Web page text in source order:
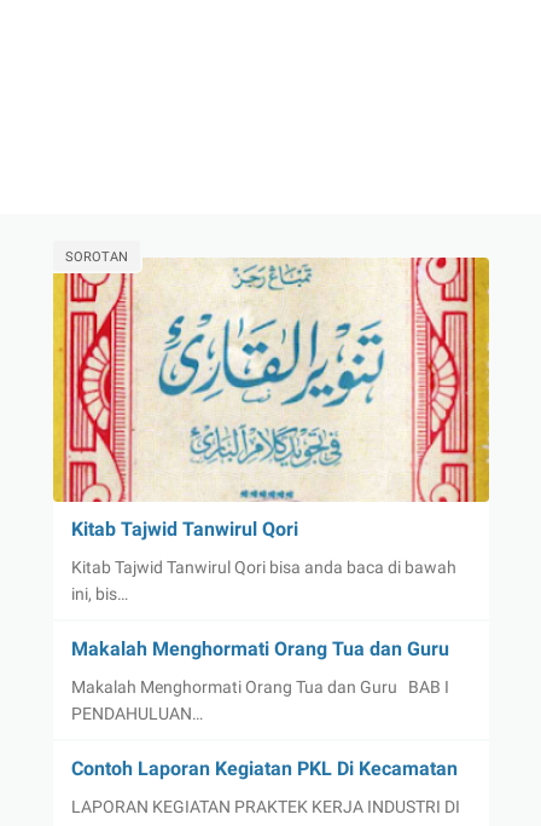
SOROTAN
Kitab Tajwid Tanwirul Qori
Kitab Tajwid Tanwirul Qori bisa anda baca di bawah
ini, bis…
Makalah Menghormati Orang Tua dan Guru
Makalah Menghormati Orang Tua dan Guru BAB I
PENDAHULUAN…
Contoh Laporan Kegiatan PKL Di Kecamatan
LAPORAN KEGIATAN PRAKTEK KERJA INDUSTRI DI